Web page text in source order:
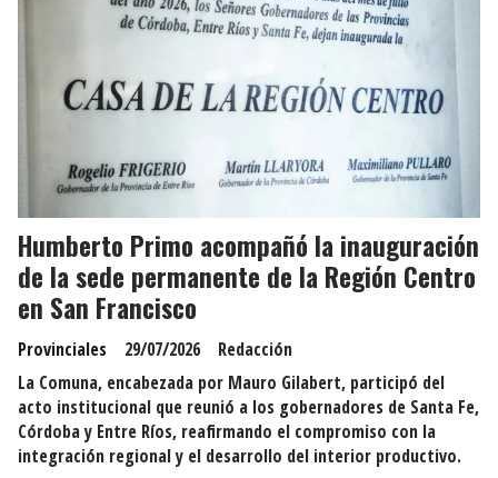
Humberto Primo acompañó la inauguración
de la sede permanente de la Región Centro
en San Francisco
Redacción
Provinciales
29/07/2026
La Comuna, encabezada por Mauro Gilabert, participó del
acto institucional que reunió a los gobernadores de Santa Fe,
Córdoba y Entre Ríos, reafirmando el compromiso con la
integración regional y el desarrollo del interior productivo.